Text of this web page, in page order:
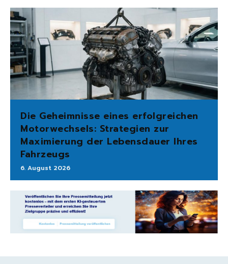
Die Geheimnisse eines erfolgreichen
Motorwechsels: Strategien zur
Maximierung der Lebensdauer Ihres
Fahrzeugs
6. August 2026